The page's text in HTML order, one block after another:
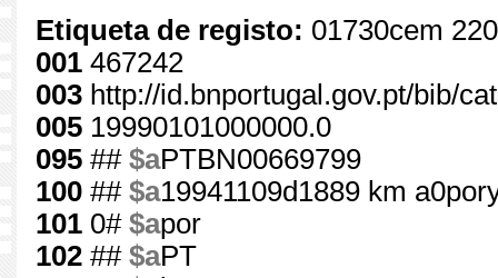
Etiqueta de registo: 01730cem
001 467242
003 http://id.bnportugal.gov.pt/bib/
005 19990101000000.0
095 ## $aPTBN00669799
100 ## $a19941109d1889 km
101 0# $apor
102 ## $aPT